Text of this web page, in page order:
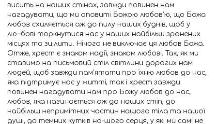
висить на наших стінах, завжди повинен нам
нагадувати, що ми оповиті Божою любов’ю, що Божа
любов схиляється аж до пилу наших буднів, щоб у
лю¬бові торкнутися нас у наших найбільш зранених
місцях та зцілити. Нічого не виключає ця любов Божа.
Отже, хрест є знаком надії, знаком любові. Так, як ми
ставимо на письмовий стіл світлини дорогих нам
людей, щоб завжди пам’ятати про їхню любов до нас,
яка підтримує нас у житті, так і хрест завжди
повинен нагадувати нам про Божу любов до нас,
любов, яка нагинається аж до наших стіп, до
найбільш непримітних частин нашого тіла та нашої
душі, до темних кутків на-шого серця, у які ми самі не